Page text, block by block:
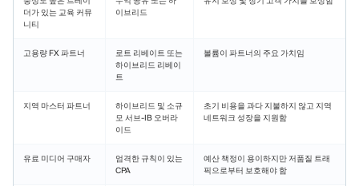
더가 있는 교육 커뮤
니티
이브리드
고용량 FX 파트너
로트 리베이트 또는
하이브리드 리베이
트
볼륨이 파트너의 주요 가치임
지역 마스터 파트너
하이브리드 및 소규
모 서브-IB 오버라
이드
초기 비용을 과다 지불하지 않고 지역
네트워크 성장을 지원함
유료 미디어 구매자
엄격한 규칙이 있는
CPA
예산 책정이 용이하지만 저품질 트래
픽으로부터 보호해야 함